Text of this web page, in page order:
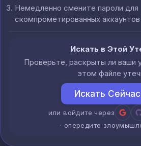
Немедленно смените пароли для
скомпрометированных аккаунтов
Искать в Этой
Проверьте, раскрыты ли ваши
этом файле
Искать Сейчас
или войдите через
· опередите